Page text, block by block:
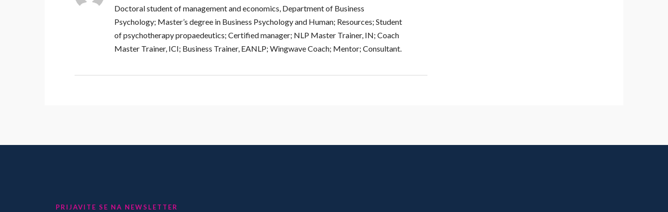
Doctoral student of management and economics, Department of Business
Psychology; Master’s degree in Business Psychology and Human; Resources; Student
of psychotherapy propaedeutics; Certified manager; NLP Master Trainer, IN; Coach
Master Trainer, ICI; Business Trainer, EANLP; Wingwave Coach; Mentor; Consultant.
PRIJAVITE SE NA NEWSLETTER